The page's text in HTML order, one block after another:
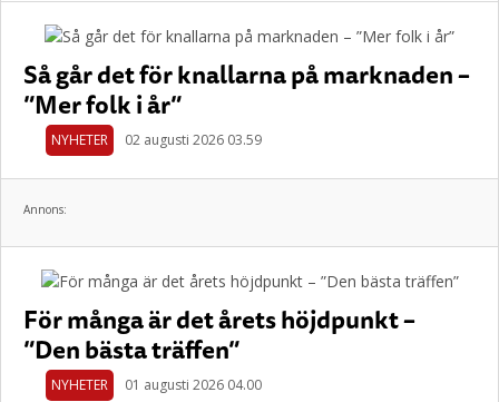
Så går det för knallarna på marknaden –
”Mer folk i år”
NYHETER 02 augusti 2026 03.59
Annons:
För många är det årets höjdpunkt –
”Den bästa träffen”
NYHETER 01 augusti 2026 04.00